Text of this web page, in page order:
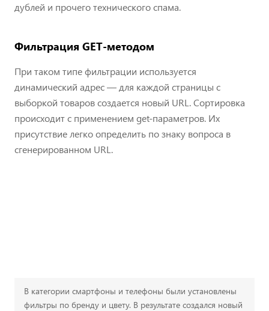
дублей и прочего технического спама.
Фильтрация GET-методом
При таком типе фильтрации используется
динамический адрес — для каждой страницы с
выборкой товаров создается новый URL. Сортировка
происходит с применением get-параметров. Их
присутствие легко определить по знаку вопроса в
сгенерированном URL.
В категории смартфоны и телефоны были установлены
фильтры по бренду и цвету. В результате создался новый